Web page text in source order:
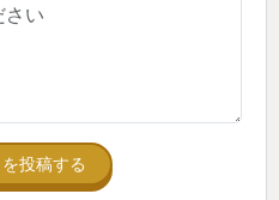
作るのも楽しいが、全く
意味な遊びをやっていた
る。
ンターテイメントなんだ
。
見て伏線がすごいと楽し
投稿する